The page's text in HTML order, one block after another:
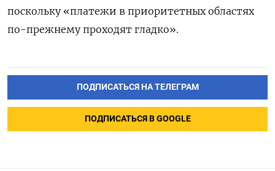
поскольку «платежи в приоритетных областях
по-прежнему проходят гладко».
ПОДПИСАТЬСЯ НА ТЕЛЕГРАМ
ПОДПИСАТЬСЯ В GOOGLE